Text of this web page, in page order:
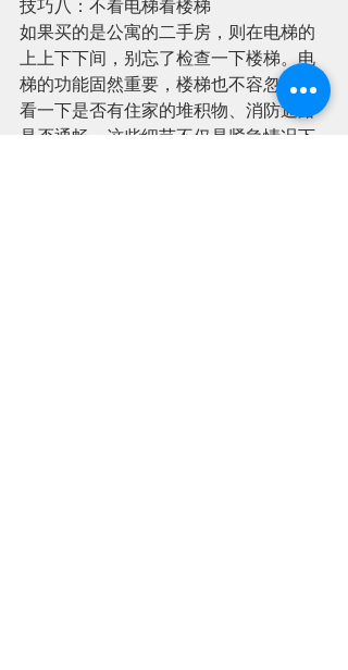
技巧八：不看电梯看楼梯
如果买的是公寓的二手房，则在电梯的
上上下下间，别忘了检查一下楼梯。电
梯的功能固然重要，楼梯也不容忽视。
看一下是否有住家的堆积物、消防通路
是否通畅。这些细节不仅是紧急情况下